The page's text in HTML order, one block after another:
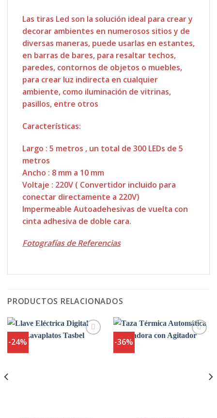
Las tiras Led son la solución ideal para crear y
decorar ambientes en numerosos sitios y de
diversas maneras, puede usarlas en estantes,
en barras de bares, para resaltar techos,
paredes, contornos de objetos o muebles,
para crear luz indirecta en cualquier
ambiente, como iluminación de vitrinas,
pasillos, entre otros
Características:
Largo : 5 metros , un total de 300 LEDs de 5
metros
Ancho : 8 mm a 10 mm
Voltaje : 220V ( Convertidor incluido para
conectar directamente a 220V)
Impermeable Autoadehesivas de vuelta con
cinta adhesiva de doble cara.
Fotografías de Referencias
PRODUCTOS RELACIONADOS
-24% -36%